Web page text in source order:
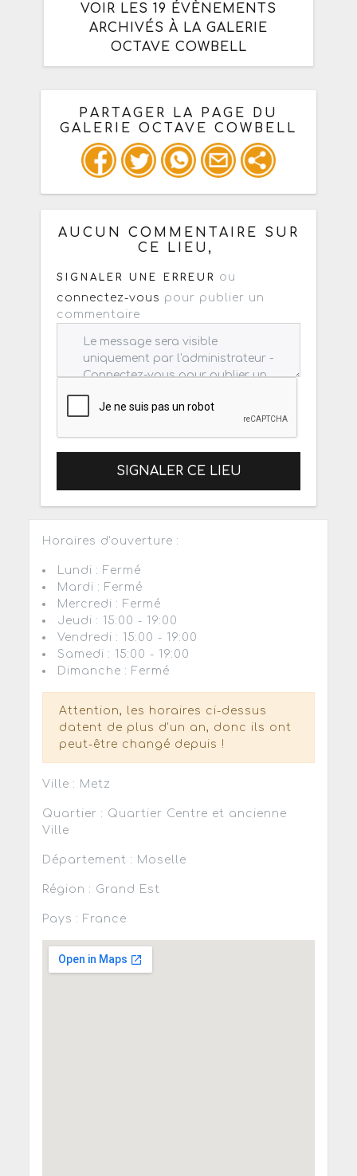
VOIR LES 19 ÉVÈNEMENTS
ARCHIVÉS À LA GALERIE
OCTAVE COWBELL
PARTAGER LA PAGE DU
GALERIE OCTAVE COWBELL
Ou copiez les infos ci-dessous pour
un : mail / forum / réseau social
AUCUN COMMENTAIRE SUR
CE LIEU,
SIGNALER UNE ERREUR
ou
connectez-vous pour publier un
commentaire
SIGNALER CE LIEU
Horaires d'ouverture :
Lundi : Fermé
Mardi : Fermé
Mercredi : Fermé
Jeudi : 15:00 - 19:00
Vendredi : 15:00 - 19:00
Samedi : 15:00 - 19:00
Dimanche : Fermé
Attention, les horaires ci-dessus
datent de plus d'un an, donc ils ont
peut-être changé depuis !
Ville : Metz
Quartier : Quartier Centre et ancienne
Ville
Département : Moselle
Région : Grand Est
Pays : France